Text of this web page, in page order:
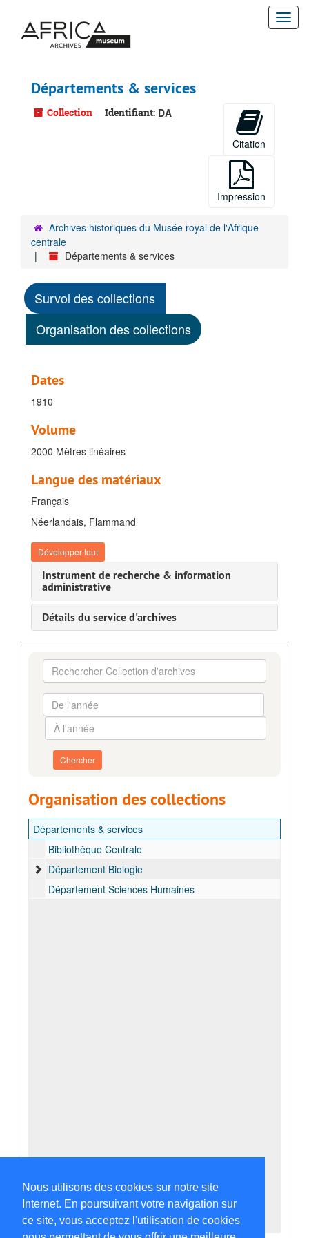
Nous utilisons des cookies sur notre site
Internet. En poursuivant votre navigation sur
ce site, vous acceptez l'utilisation de cookies
contenu
Départements & services
Collection Identifiant: DA
Citation
Impression
Archives historiques du Musée royal de l'Afrique
centrale
Départements & services
Survol des collections
Organisation des collections
Dates
1910
Volume
2000 Mètres linéaires
Langue des matériaux
Français
Néerlandais, Flammand
Développer tout
Instrument de recherche & information
administrative
Détails du service d'archives
Rechercher
Collection
d'archives
De
l'année
À
l'année
Organisation des collections
Départements & services
Bibliothèque Centrale
Département Biologie
Département Sciences Humaines